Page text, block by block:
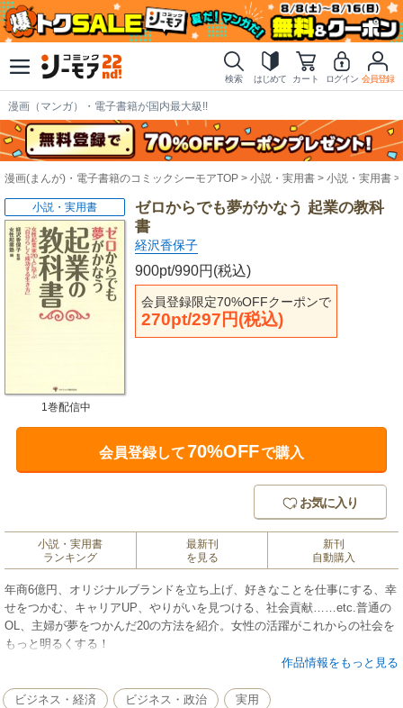
検索 はじめて カート ログイン 会員登録
漫画（マンガ）・電子書籍が国内最大級!!
漫画(まんが)・電子書籍のコミックシーモアTOP 小説・実用書 小説・実用書
ゼロからでも夢がかなう 起業の教科
書
経沢香保子
900pt/990円(税込)
会員登録限定70%OFFクーポンで
270pt/297円(税込)
小説・実用書
1巻配信中
会員登録して70%OFFで購入
お気に入り
小説・実用書
ランキング
最新刊
を見る
新刊
自動購入
年商6億円、オリジナルブランドを立ち上げ、好きなことを仕事にする、幸
せをつかむ、キャリアUP、やりがいを見つける、社会貢献……etc.普通の
OL、主婦が夢をつかんだ20の方法を紹介。女性の活躍がこれからの社会を
もっと明るくする！
作品情報をもっと見る
ビジネス・経済 ビジネス・政治 実用